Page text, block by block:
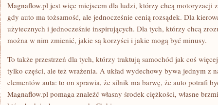
Magnaflow.pl jest więc miejscem dla ludzi, którzy chcą motoryzacji
gdy auto ma tożsamość, ale jednocześnie cenią rozsądek. Dla
użytecznych i jednocześnie inspirujących. Dla tych, którzy chcą
można w nim zmienić, jakie są korzyści i jakie mogą być minusy.
To także przestrzeń dla tych, którzy traktują samochód jak coś
tylko części, ale też wrażenia. A układ wydechowy bywa jednym z
elementów auta: to on sprawia, że silnik ma barwę, że auto potrafi
Magnaflow.pl pomaga znaleźć własny środek ciężkości, własne